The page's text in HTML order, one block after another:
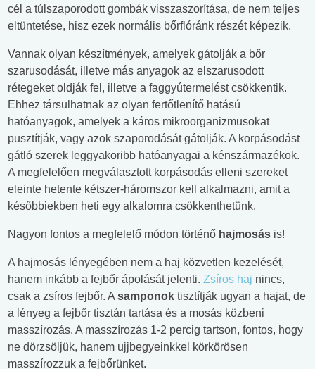
cél a túlszaporodott gombák visszaszorítása, de nem teljes
eltüntetése, hisz ezek normális bőrflóránk részét képezik.
Vannak olyan készítmények, amelyek gátolják a bőr
szarusodását, illetve más anyagok az elszarusodott
rétegeket oldják fel, illetve a faggyútermelést csökkentik.
Ehhez társulhatnak az olyan fertőtlenítő hatású
hatóanyagok, amelyek a káros mikroorganizmusokat
pusztítják, vagy azok szaporodását gátolják. A korpásodást
gátló szerek leggyakoribb hatóanyagai a kénszármazékok.
A megfelelően megválasztott korpásodás elleni szereket
eleinte hetente kétszer-háromszor kell alkalmazni, amit a
későbbiekben heti egy alkalomra csökkenthetünk.
Nagyon fontos a megfelelő módon történő hajmosás is!
A hajmosás lényegében nem a haj közvetlen kezelését,
hanem inkább a fejbőr ápolását jelenti. Zsíros haj nincs,
csak a zsíros fejbőr. A samponok tisztítják ugyan a hajat, de
a lényeg a fejbőr tisztán tartása és a mosás közbeni
masszírozás. A masszírozás 1-2 percig tartson, fontos, hogy
ne dörzsöljük, hanem ujjbegyeinkkel körkörösen
masszírozzuk a fejbőrünket.